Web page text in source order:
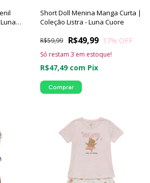
Short Doll Menina Manga Curta |
Coleção Listra - Luna Cuore
R$49,99
R$59,99 17% OFF
R$47,49 com Pix
Só restam 3 em estoque!
Comprar